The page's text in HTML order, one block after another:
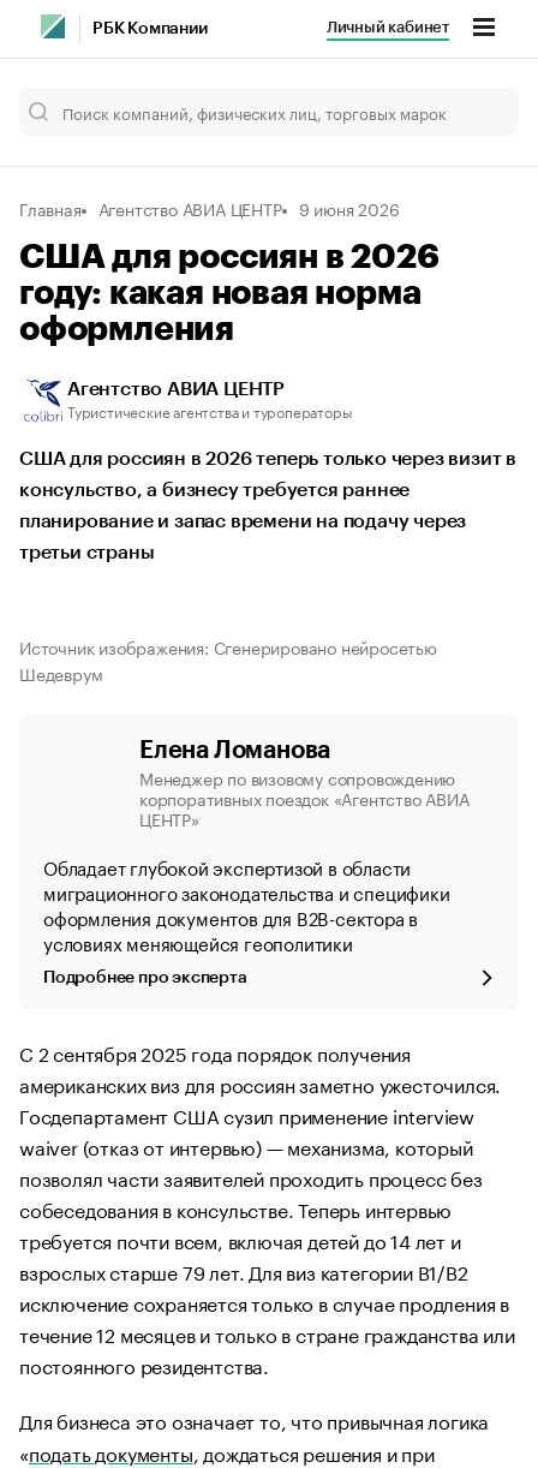
РБК Компании Личный кабинет
Главная Агентство АВИА ЦЕНТР 9 июня 2026
США для россиян в 2026
году: какая новая норма
оформления
Агентство АВИА ЦЕНТР
Туристические агентства и туроператоры
США для россиян в 2026 теперь только через визит в
консульство, а бизнесу требуется раннее
планирование и запас времени на подачу через
третьи страны
Источник изображения: Сгенерировано нейросетью
Шедеврум
Елена Ломанова
Менеджер по визовому сопровождению
корпоративных поездок «Агентство АВИА
ЦЕНТР»
Обладает глубокой экспертизой в области
миграционного законодательства и специфики
оформления документов для B2B-сектора в
условиях меняющейся геополитики
Подробнее про эксперта
С 2 сентября 2025 года порядок получения
американских виз для россиян заметно ужесточился.
Госдепартамент США сузил применение interview
waiver (отказ от интервью) — механизма, который
позволял части заявителей проходить процесс без
собеседования в консульстве. Теперь интервью
требуется почти всем, включая детей до 14 лет и
взрослых старше 79 лет. Для виз категории B1/B2
исключение сохраняется только в случае продления в
течение 12 месяцев и только в стране гражданства или
постоянного резидентства.
Для бизнеса это означает то, что привычная логика
«подать документы, дождаться решения и при